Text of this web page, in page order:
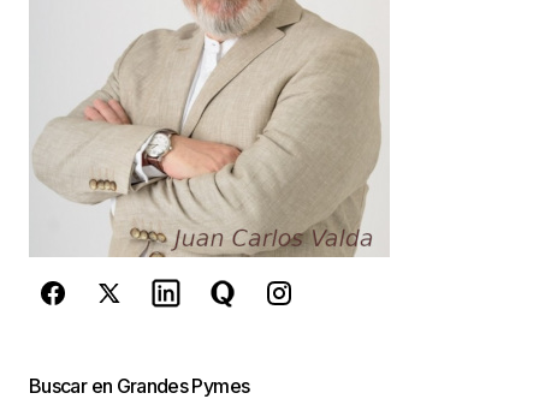
Guarda mi nombre, correo electrónico y web en
este navegador para la próxima vez que
comente.
Este sitio esta protegido por
reCAPTCHA y la Política de
privacidad y los Términos del servicio
de Googlese aplican.
Buscar en Grandes Pymes